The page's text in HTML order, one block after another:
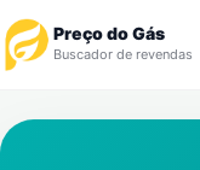
Preço do Gás
Buscador de revendas